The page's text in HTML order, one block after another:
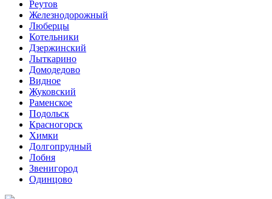
Реутов
Железнодорожный
Люберцы
Котельники
Дзержинский
Лыткарино
Домодедово
Видное
Жуковский
Раменское
Подольск
Красногорск
Химки
Долгопрудный
Лобня
Звенигород
Одинцово